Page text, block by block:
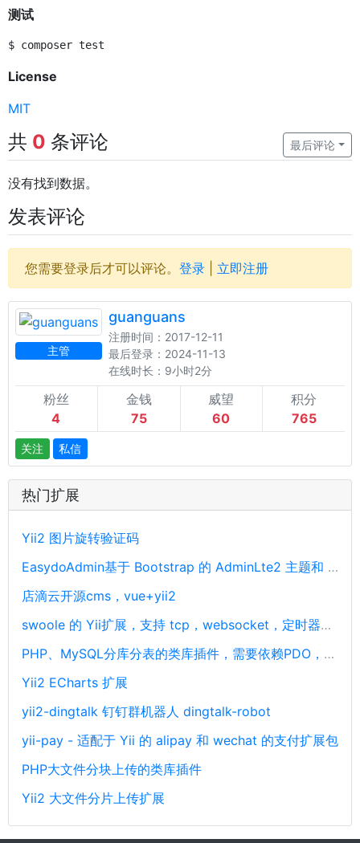
测试
License
MIT
共 0 条评论 最后评论
没有找到数据。
发表评论
您需要登录后才可以评论。 登录 立即注册
主管
guanguans
注册时间：2017-12-11
最后登录：2024-11-13
在线时长：9小时2分
粉丝
4
金钱
75
威望
60
积分
765
关注 私信
热门扩展
Yii2 图片旋转验证码
EasydoAdmin基于 Bootstrap 的 AdminLte2 主题和 Yii2 框架开发
店滴云开源cms，vue+yii2
swoole 的 Yii扩展，支持 tcp，websocket，定时器，udp
PHP、MySQL分库分表的类库插件，需要依赖PDO，PHP分库分表，支持协程
Yii2 ECharts 扩展
yii2-dingtalk 钉钉群机器人 dingtalk-robot
yii-pay - 适配于 Yii 的 alipay 和 wechat 的支付扩展包
PHP大文件分块上传的类库插件
Yii2 大文件分片上传扩展